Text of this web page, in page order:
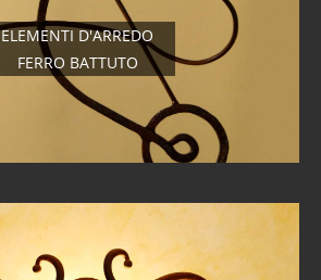
ELEMENTI D'ARREDO
FERRO BATTUTO